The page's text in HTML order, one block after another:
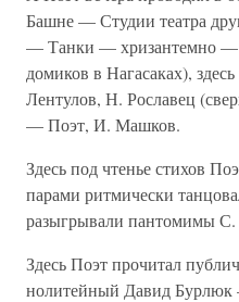
Башне — Студии театра
— Танки — хризантемно —
домиков в Нагасаках),
Лентулов, Н. Рославец
— Поэт, И. Машков.
Здесь под чтенье стихов
парами ритмически
разыгрывали пантомимы С.
Здесь Поэт прочитал
нолитейный Давид